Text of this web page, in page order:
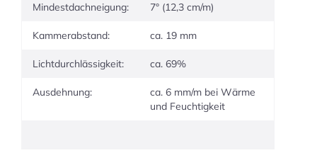
Mindestdachneigung: 7° (12,3 cm/m)
Kammerabstand: ca. 19 mm
Lichtdurchlässigkeit: ca. 69%
Ausdehnung:
ca. 6 mm/m bei Wärme
und Feuchtigkeit